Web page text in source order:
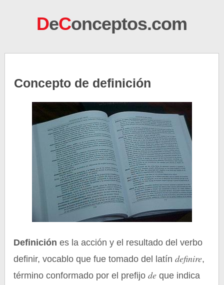
DeConceptos.com
Concepto de definición
Definición es la acción y el resultado del verbo
definir, vocablo que fue tomado del latíndefinire,
término conformado por el prefijode que indica